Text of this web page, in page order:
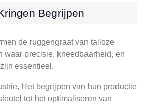
Begrijpen
de ruggengraat van talloze
waar precisie, kneedbaarheid, en
essentieel.
Het begrijpen van hun productie
tot het optimaliseren van